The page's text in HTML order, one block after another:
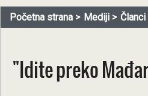
Početna strana Mediji Članci
"Idite preko